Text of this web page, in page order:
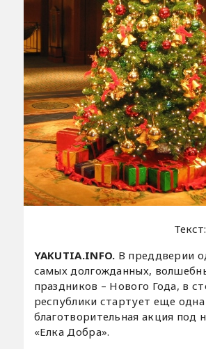
Текст:
YAKUTIA.INFO. В преддверии
самых долгожданных,
праздников – Нового Года, в
республики стартует еще одна
благотворительная акция под
«Елка Добра».